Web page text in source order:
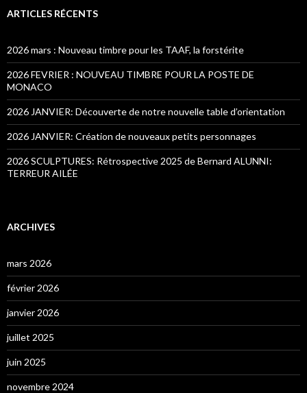
ARTICLES RÉCENTS
2026 mars : Nouveau timbre pour les TAAF, la forstérite
2026 FEVRIER : NOUVEAU TIMBRE POUR LA POSTE DE
MONACO
2026 JANVIER: Découverte de notre nouvelle table d’orientation
2026 JANVIER: Création de nouveaux petits personnages
2026 SCULPTURES: Rétrospective 2025 de Bernard ALUNNI:
TERREUR AILÉE
ARCHIVES
mars 2026
février 2026
janvier 2026
juillet 2025
juin 2025
novembre 2024